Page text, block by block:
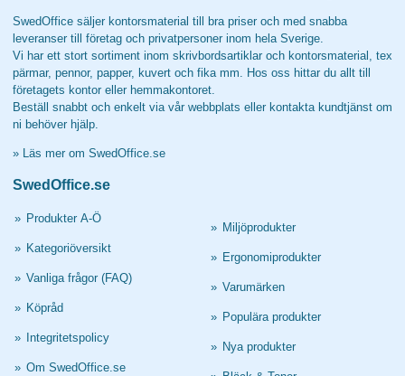
SwedOffice säljer kontorsmaterial till bra priser och med snabba
leveranser till företag och privatpersoner inom hela Sverige.
Vi har ett stort sortiment inom skrivbordsartiklar och kontorsmaterial, tex
pärmar, pennor, papper, kuvert och fika mm. Hos oss hittar du allt till
företagets kontor eller hemmakontoret.
Beställ snabbt och enkelt via vår webbplats eller kontakta kundtjänst om
ni behöver hjälp.
» Läs mer om SwedOffice.se
SwedOffice.se
» Produkter A-Ö
» Kategoriöversikt
» Vanliga frågor (FAQ)
» Köpråd
» Integritetspolicy
» Om SwedOffice.se
» Miljöprodukter
» Ergonomiprodukter
» Varumärken
» Populära produkter
» Nya produkter